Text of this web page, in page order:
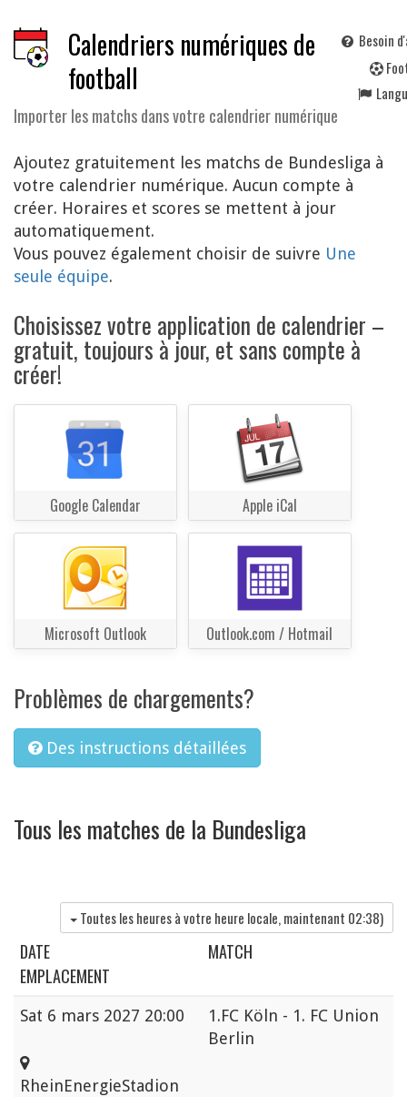
Calendriers numériques de
football
Importer les matchs dans votre calendrier numérique
Besoin
F
Ajoutez gratuitement les matchs de Bundesliga à
votre calendrier numérique. Aucun compte à
créer. Horaires et scores se mettent à jour
automatiquement.
Vous pouvez également choisir de suivre Une
seule équipe.
Choisissez votre application de calendrier –
gratuit, toujours à jour, et sans compte à
créer!
Google Calendar Apple iCal
Microsoft Outlook Outlook.com / Hotmail
Problèmes de chargements?
Des instructions détaillées
Tous les matches de la Bundesliga
Toutes les heures à votre heure locale, maintenant 02:38)
DATE
MATCH
EMPLACEMENT
Sat 6 mars 2027 20:00
1.FC Köln - 1. FC Union
Berlin
RheinEnergieStadion